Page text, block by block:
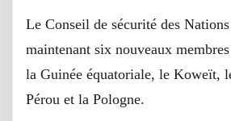
Le Conseil de sécurité des
maintenant six nouveaux
la Guinée équatoriale, le Koweït,
Pérou et la Pologne.